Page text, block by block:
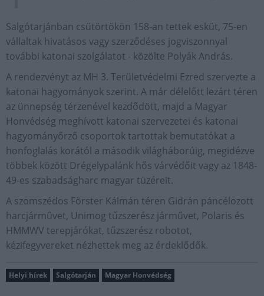
Salgótarjánban csütörtökön 158-an tettek esküt, 75-en
vállaltak hivatásos vagy szerződéses jogviszonnyal
további katonai szolgálatot - közölte Polyák András.
A rendezvényt az MH 3. Területvédelmi Ezred szervezte a
katonai hagyományok szerint. A már délelőtt lezárt téren
az ünnepség térzenével kezdődött, majd a Magyar
Honvédség meghívott katonai szervezetei és katonai
hagyományőrző csoportok tartottak bemutatókat a
honfoglalás korától a második világháborúig, megidézve
többek között Drégelypalánk hős várvédőit vagy az 1848-
49-es szabadságharc magyar tüzéreit.
A szomszédos Förster Kálmán téren Gidrán páncélozott
harcjárművet, Unimog tűzszerész járművet, Polaris és
HMMWV terepjárókat, tűzszerész robotot,
kézifegyvereket nézhettek meg az érdeklődők.
Helyi hírek Salgótarján Magyar Honvédség